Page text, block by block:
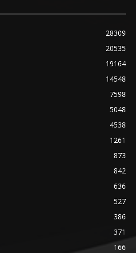
28309
20535
19164
14548
7598
5048
4538
1261
873
842
636
527
386
371
166